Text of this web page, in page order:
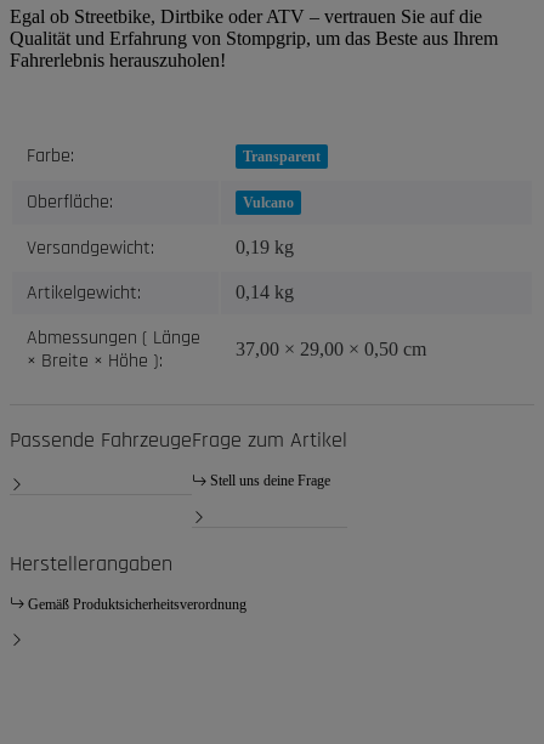
Egal ob Streetbike, Dirtbike oder ATV – vertrauen Sie auf die
Qualität und Erfahrung von Stompgrip, um das Beste aus Ihrem
Fahrerlebnis herauszuholen!
Produkteigenschaft
Wert
Farbe: Transparent
Oberfläche: Vulcano
Versandgewicht: 0,19 kg
Artikelgewicht: 0,14 kg
Abmessungen ( Länge
× Breite × Höhe ):
37,00 × 29,00 × 0,50 cm
Passende FahrzeugeFrage zum Artikel
Stell uns deine Frage
Herstellerangaben
Gemäß Produktsicherheitsverordnung